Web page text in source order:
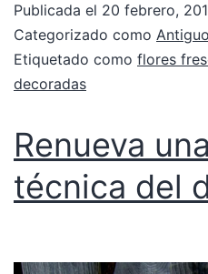
Publicada el 20 febrero,
Categorizado como Antiguo
Etiquetado como flores
decoradas
Renueva
técnica del